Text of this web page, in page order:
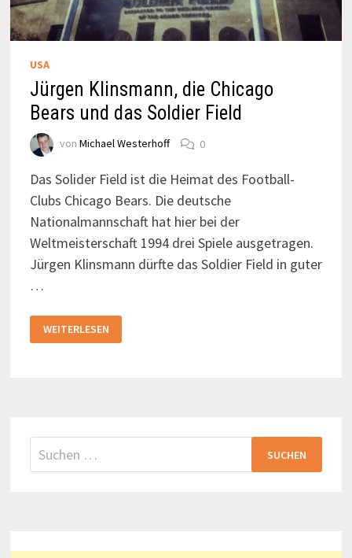
USA
Jürgen Klinsmann, die Chicago
Bears und das Soldier Field
von Michael Westerhoff 0
Das Solider Field ist die Heimat des Football-
Clubs Chicago Bears. Die deutsche
Nationalmannschaft hat hier bei der
Weltmeisterschaft 1994 drei Spiele ausgetragen.
Jürgen Klinsmann dürfte das Soldier Field in guter
…
KLINSMANN,
DIE
WEITERLESEN
Suchen
nach: